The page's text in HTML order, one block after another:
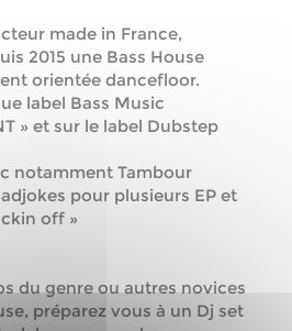
made in France,
is 2015 une Bass House
orientée dancefloor.
label Bass Music
» et sur le label Dubstep
notamment Tambour
pour plusieurs EP et
off »
du genre ou autres novices
préparez vous à un Dj set